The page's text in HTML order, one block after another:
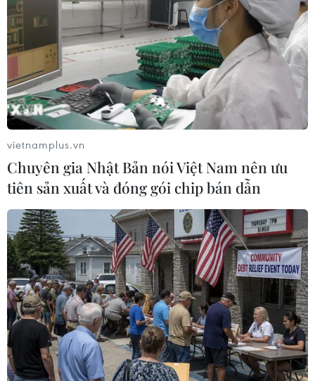
#phạm pháp
#pháp luật #pháp đình
#xã hội
#an ninh xã hội
#chính trị #VietnamPlus
#Vietnam
TIN LIÊN QUAN
vietnamplus.vn
Chuyên gia Nhật Bản nói Việt Nam nên ưu
tiên sản xuất và đóng gói chip bán dẫn